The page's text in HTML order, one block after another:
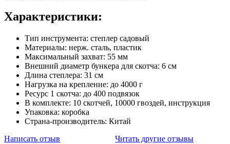
Характеристики:
Тип инструмента: степлер садовый
Материалы: нерж. сталь, пластик
Максимальный захват: 55 мм
Внешний диаметр бункера для скотча: 6 см
Длина степлера: 31 см
Нагрузка на крепление: до 4000 г
Ресурс 1 скотча: до 400 подвязок
В комплекте: 10 скотчей, 10000 гвоздей, инструкция
Упаковка: коробка
Страна-производитель: Китай
Написать отзыв
Читать другие отзывы